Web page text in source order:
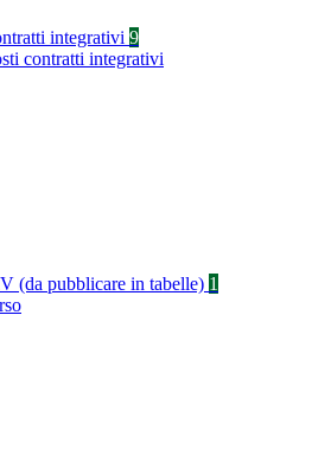
integrativi 9
contratti integrativi
(da pubblicare in tabelle) 1